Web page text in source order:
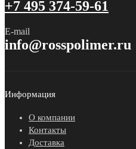
+7 495 374-59-61
E-mail
info@rosspolimer.ru
Информация
О компании
Контакты
Доставка